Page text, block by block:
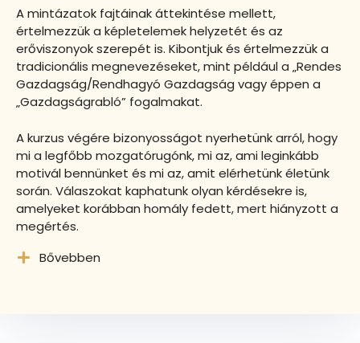
A mintázatok fajtáinak áttekintése mellett,
értelmezzük a képletelemek helyzetét és az
erőviszonyok szerepét is. Kibontjuk és értelmezzük a
tradicionális megnevezéseket, mint például a „Rendes
Gazdagság/Rendhagyó Gazdagság vagy éppen a
„Gazdagságrabló” fogalmakat.
A kurzus végére bizonyosságot nyerhetünk arról, hogy
mi a legfőbb mozgatórugónk, mi az, ami leginkább
motivál bennünket és mi az, amit elérhetünk életünk
során. Válaszokat kaphatunk olyan kérdésekre is,
amelyeket korábban homály fedett, mert hiányzott a
megértés.
Bővebben